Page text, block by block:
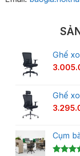
Ghế
Ghế
Cụm